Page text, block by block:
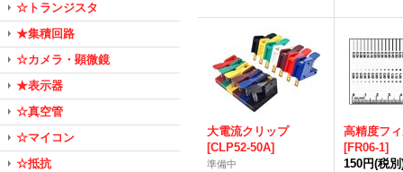
☆トランジスタ
★集積回路
☆カメラ・顕微鏡
★表示器
☆真空管
☆マイコン
☆抵抗
大電流クリップ
[CLP52-50A]
準備中
高精度フ
[FR06-1]
150円(税別